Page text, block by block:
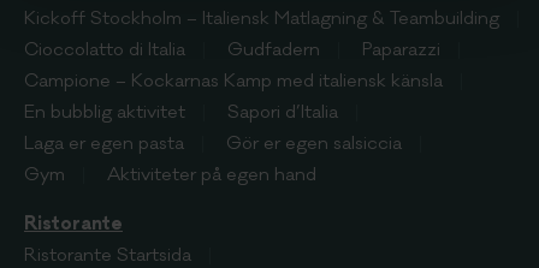
Kickoff Stockholm – Italiensk Matlagning & Teambuilding
Cioccolatto di Italia
Gudfadern
Paparazzi
Campione – Kockarnas Kamp med italiensk känsla
En bubblig aktivitet
Sapori d’Italia
Laga er egen pasta
Gör er egen salsiccia
Gym
Aktiviteter på egen hand
Ristorante
Ristorante Startsida